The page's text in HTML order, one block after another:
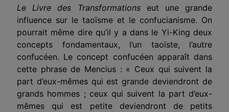
Le Livre des Transformationseut une grande
influence sur le taoïsme et le confucianisme. On
pourrait même dire qu’il y a dans le Yi-King deux
concepts fondamentaux, l’un taoïste, l’autre
confucéen. Le concept confucéen apparaît dans
cette phrase de Mencius : « Ceux qui suivent la
part d’eux-mêmes qui est grande deviendront de
grands hommes ; ceux qui suivent la part d’eux-
mêmes qui est petite deviendront de petits